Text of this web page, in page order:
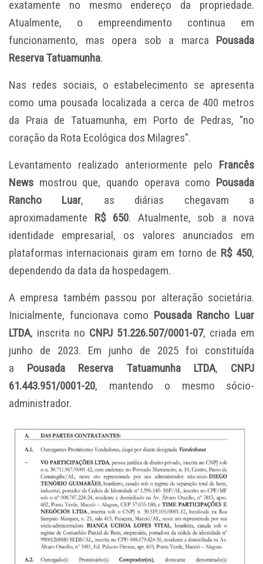
exatamente no mesmo endereço da propriedade.
Atualmente, o empreendimento continua em
funcionamento, mas opera sob a marca Pousada
Reserva Tatuamunha.
Nas redes sociais, o estabelecimento se apresenta
como uma pousada localizada a cerca de 400 metros
da Praia de Tatuamunha, em Porto de Pedras, "no
coração da Rota Ecológica dos Milagres".
Levantamento realizado anteriormente pelo Francês
News mostrou que, quando operava como Pousada
Rancho Luar, as diárias chegavam a
aproximadamente R$ 650. Atualmente, sob a nova
identidade empresarial, os valores anunciados em
plataformas internacionais giram em torno de R$ 450,
dependendo da data da hospedagem.
A empresa também passou por alteração societária.
Inicialmente, funcionava como Pousada Rancho Luar
LTDA, inscrita no CNPJ 51.226.507/0001-07, criada em
junho de 2023. Em junho de 2025 foi constituída
a Pousada Reserva Tatuamunha LTDA, CNPJ
61.443.951/0001-20, mantendo o mesmo sócio-
administrador.